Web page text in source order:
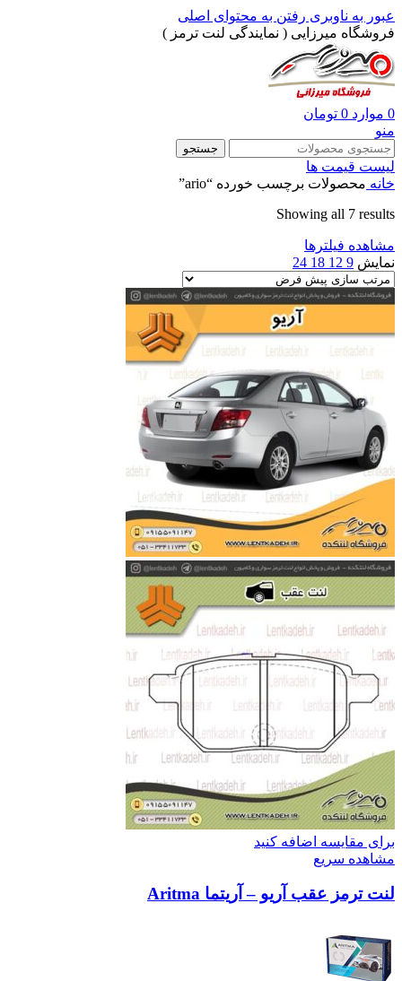
عبور به ناوبری رفتن به محتوای اصلی
فروشگاه میرزایی ( نمایندگی لنت ترمز )
0 موارد 0 تومان
منو
جستجو
لیست قیمت ها
خانه محصولات برچسب خورده “ario”
Showing all 7 results
مشاهده فیلترها
نمایش 9
12
18
24
برای مقایسه اضافه کنید
مشاهده سریع
لنت ترمز عقب آریو – آریتما Aritma